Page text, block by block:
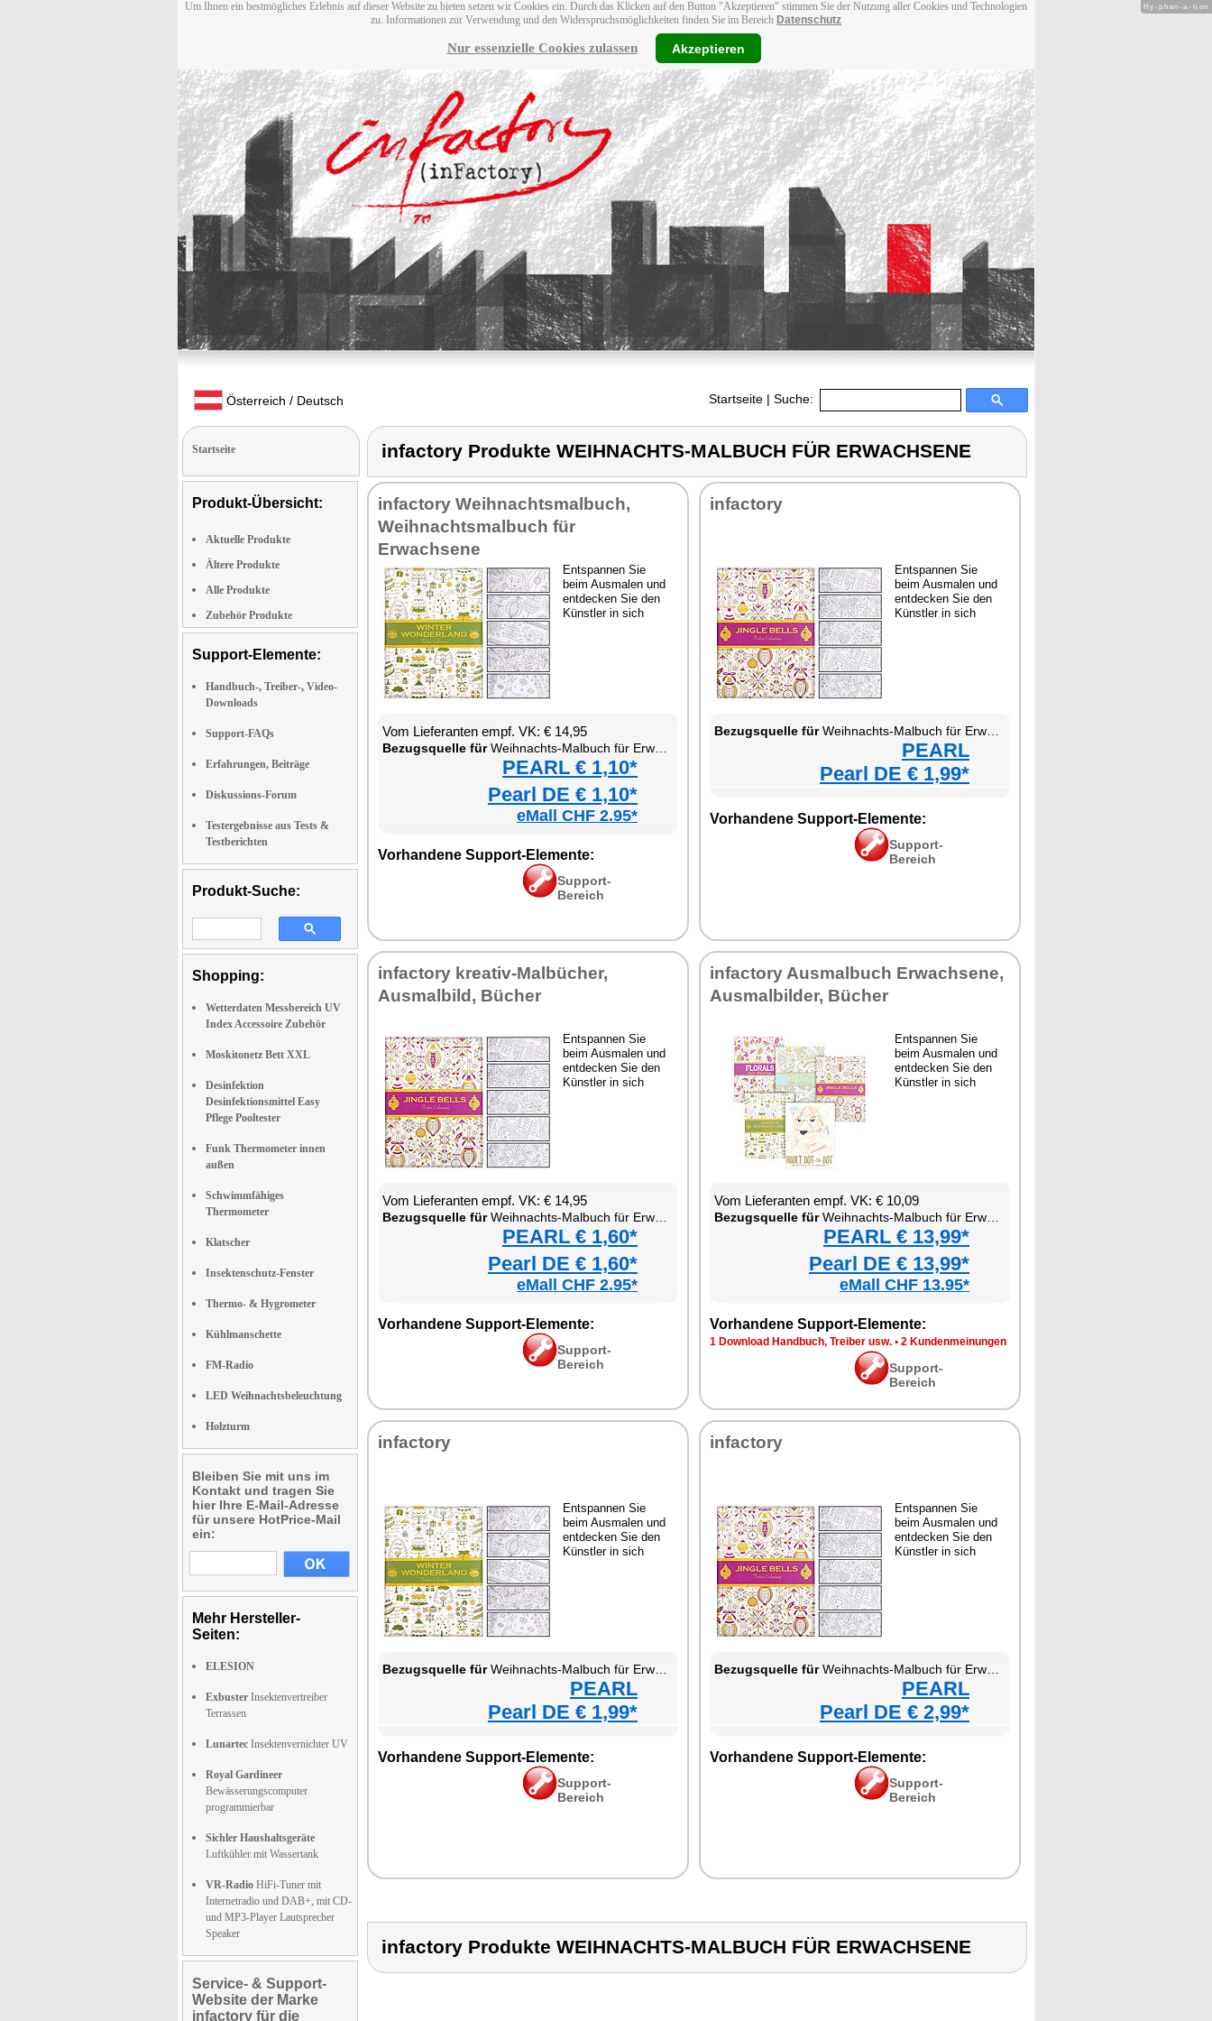
Um Ihnen ein bestmögliches Erlebnis auf dieser Website zu bieten setzen wir Cookies ein. Durch das Klicken auf den Button "Akzeptieren" stimmen Sie der Nutzung aller Cookies und Technologien
zu. Informationen zur Verwendung und den Widerspruchsmöglichkeiten finden Sie im Bereich Datenschutz
Nur essenzielle Cookies zulassen Akzeptieren
Österreich / Deutsch Startseite | Suche:
Startseite
Produkt-Übersicht:
Aktuelle Produkte
Ältere Produkte
Alle Produkte
Zubehör Produkte
Support-Elemente:
Handbuch-, Treiber-, Video-
Downloads
Support-FAQs
Erfahrungen, Beiträge
Diskussions-Forum
Testergebnisse aus Tests &
Testberichten
Produkt-Suche:
Shopping:
Wetterdaten Messbereich UV
Index Accessoire Zubehör
Moskitonetz Bett XXL
Desinfektion
Desinfektionsmittel Easy
Pflege Pooltester
Funk Thermometer innen
außen
Schwimmfähiges
Thermometer
Klatscher
Insektenschutz-Fenster
Thermo- & Hygrometer
Kühlmanschette
FM-Radio
LED Weihnachtsbeleuchtung
Holzturm
Bleiben Sie mit uns im
Kontakt und tragen Sie
hier Ihre E-Mail-Adresse
für unsere HotPrice-Mail
ein:
Mehr Hersteller-
Seiten:
ELESION
Exbuster Insektenvertreiber
Terrassen
Lunartec Insektenvernichter UV
Royal Gardineer
Bewässerungscomputer
programmierbar
Sichler Haushaltsgeräte
Luftkühler mit Wassertank
VR-Radio HiFi-Tuner mit
Internetradio und DAB+, mit CD-
und MP3-Player Lautsprecher
Speaker
Service- & Support-
Website der Marke
infactory für die
infactory Produkte WEIHNACHTS-MALBUCH FÜR ERWACHSENE
infactory Weihnachtsmalbuch,
Weihnachtsmalbuch für
Erwachsene
Entspannen Sie
beim Ausmalen und
entdecken Sie den
Künstler in sich
Vom Lieferanten empf. VK: € 14,95
Bezugsquelle fürWeihnachts-Malbuch für Erwachsene
PEARL € 1,10*
Pearl DE € 1,10*
eMall CHF 2.95*
Vorhandene Support-Elemente:
Support-
Bereich
infactory
Entspannen Sie
beim Ausmalen und
entdecken Sie den
Künstler in sich
Bezugsquelle fürWeihnachts-Malbuch für Erwachsene
PEARL
Pearl DE € 1,99*
Vorhandene Support-Elemente:
Support-
Bereich
infactory kreativ-Malbücher,
Ausmalbild, Bücher
Entspannen Sie
beim Ausmalen und
entdecken Sie den
Künstler in sich
Vom Lieferanten empf. VK: € 14,95
Bezugsquelle fürWeihnachts-Malbuch für Erwachsene
PEARL € 1,60*
Pearl DE € 1,60*
eMall CHF 2.95*
Vorhandene Support-Elemente:
Support-
Bereich
infactory Ausmalbuch Erwachsene,
Ausmalbilder, Bücher
Entspannen Sie
beim Ausmalen und
entdecken Sie den
Künstler in sich
Vom Lieferanten empf. VK: € 10,09
Bezugsquelle fürWeihnachts-Malbuch für Erwachsene
PEARL € 13,99*
Pearl DE € 13,99*
eMall CHF 13.95*
Vorhandene Support-Elemente:
1 Download Handbuch, Treiber usw. • 2 Kundenmeinungen
Support-
Bereich
infactory
Entspannen Sie
beim Ausmalen und
entdecken Sie den
Künstler in sich
Bezugsquelle fürWeihnachts-Malbuch für Erwachsene
PEARL
Pearl DE € 1,99*
Vorhandene Support-Elemente:
Support-
Bereich
infactory
Entspannen Sie
beim Ausmalen und
entdecken Sie den
Künstler in sich
Bezugsquelle fürWeihnachts-Malbuch für Erwachsene
PEARL
Pearl DE € 2,99*
Vorhandene Support-Elemente:
Support-
Bereich
infactory Produkte WEIHNACHTS-MALBUCH FÜR ERWACHSENE
Hy-phen-a-tion